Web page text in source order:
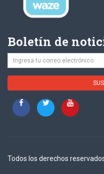
Boletín de
Todos los derechos